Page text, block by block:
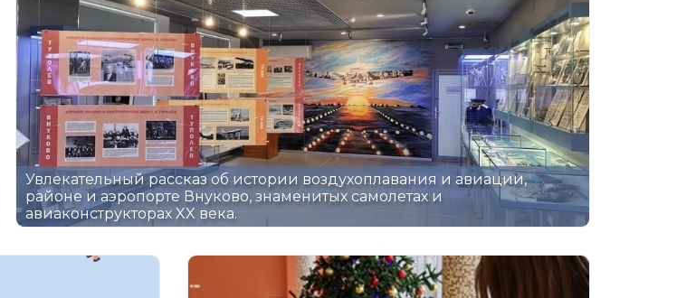
Увлекательный рассказ об истории воздухоплавания и авиации,
районе и аэропорте Внуково, знаменитых самолетах и
авиаконструкторах XX века.